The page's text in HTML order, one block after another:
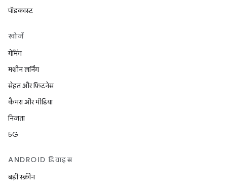
पॉडकास्ट
खोजें
गेमिंग
मशीन लर्निंग
सेहत और फ़िटनेस
कैमरा और मीडिया
निजता
5G
ANDROID डिवाइस
बड़ी स्क्रीन